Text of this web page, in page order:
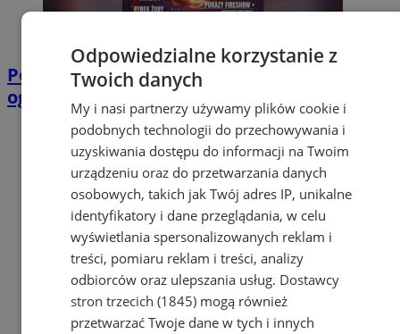
Podzielmy się ciepłem! Żory zapraszają na
ogniste widowisko
Odpowiedzialne korzystanie z
Twoich danych
My i nasi partnerzy używamy plików cookie i
podobnych technologii do przechowywania i
uzyskiwania dostępu do informacji na Twoim
urządzeniu oraz do przetwarzania danych
osobowych, takich jak Twój adres IP, unikalne
identyfikatory i dane przeglądania, w celu
wyświetlania spersonalizowanych reklam i
treści, pomiaru reklam i treści, analizy
odbiorców oraz ulepszania usług. Dostawcy
stron trzecich (1845) mogą również
przetwarzać Twoje dane w tych i innych